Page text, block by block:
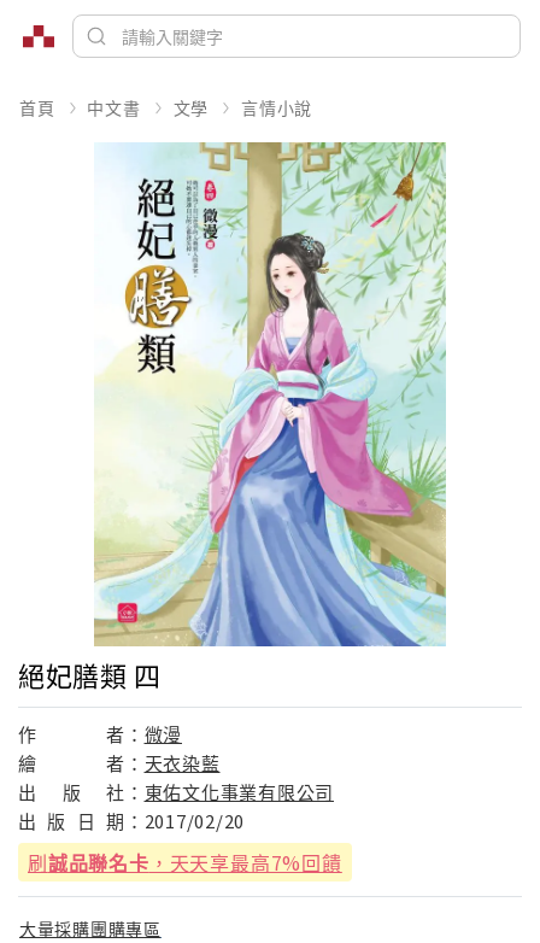
首頁 中文書 文學 言情小說
絕妃膳類 四
作 者： 微漫
繪
者： 天衣染藍
出
版 社： 東佑文化事業有限公司
出 版 日 期： 2017/02/20
刷誠品聯名卡 ，天天享最高7%回饋
大量採購團購專區